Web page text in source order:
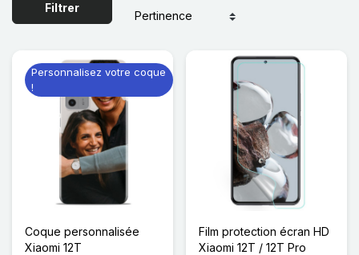
Filtrer
Coque personnalisée
Xiaomi 12T
Personnalisez votre coque
!
Film protection écran HD
Xiaomi 12T / 12T Pro